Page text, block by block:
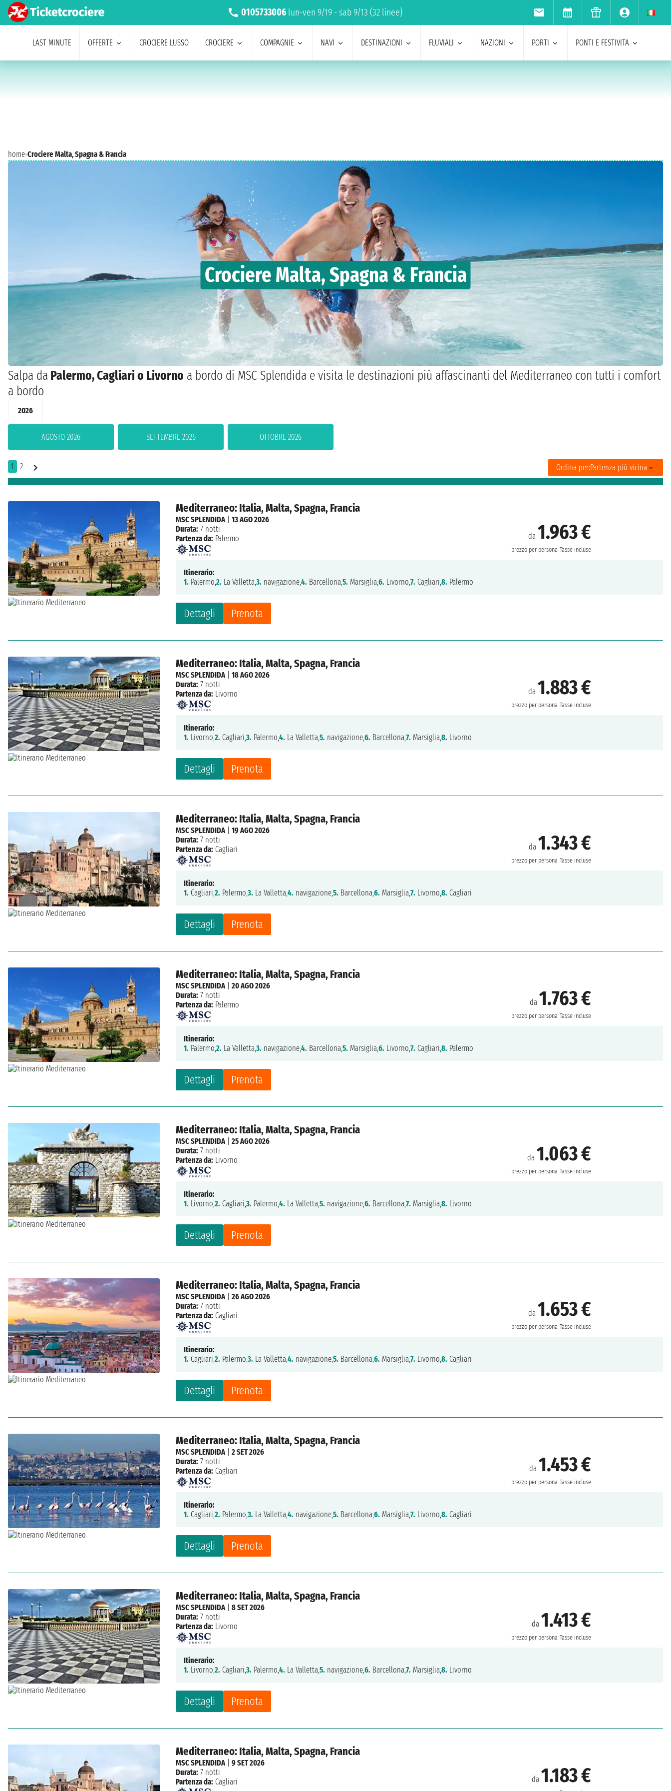
0105733006 lun-ven 9/19 - sab 9/13 (32 linee)
LAST MINUTE OFFERTE CROCIERE LUSSO CROCIERE COMPAGNIE NAVI DESTINAZIONI FLUVIALI NAZIONI PORTI PONTI E FESTIVITA
home›Crociere Malta, Spagna & Francia
Crociere Malta, Spagna & Francia
Salpa da Palermo, Cagliari o Livorno a bordo di MSC Splendida e visita le destinazioni più affascinanti del Mediterraneo con tutti i comfort
a bordo
2026
AGOSTO 2026 SETTEMBRE 2026 OTTOBRE 2026
1 2 Ordina per:Partenza più vicina
Mediterraneo: Italia, Malta, Spagna, Francia
da 1.963 €
prezzo per persona Tasse incluse
Dettagli Prenota
MSC SPLENDIDA
13 AGO 2026
Durata: 7 notti
Partenza da: Palermo
Itinerario:
1. Palermo, 2. La Valletta, 3. navigazione,4. Barcellona, 5. Marsiglia, 6. Livorno, 7. Cagliari, 8. Palermo
Mediterraneo: Italia, Malta, Spagna, Francia
da 1.883 €
prezzo per persona Tasse incluse
Dettagli Prenota
MSC SPLENDIDA
18 AGO 2026
Durata: 7 notti
Partenza da: Livorno
Itinerario:
1. Livorno, 2. Cagliari, 3. Palermo, 4. La Valletta, 5. navigazione,6. Barcellona, 7. Marsiglia, 8. Livorno
Mediterraneo: Italia, Malta, Spagna, Francia
da 1.343 €
prezzo per persona Tasse incluse
Dettagli Prenota
MSC SPLENDIDA
19 AGO 2026
Durata: 7 notti
Partenza da: Cagliari
Itinerario:
1. Cagliari, 2. Palermo, 3. La Valletta, 4. navigazione,5. Barcellona, 6. Marsiglia, 7. Livorno, 8. Cagliari
Mediterraneo: Italia, Malta, Spagna, Francia
da 1.763 €
prezzo per persona Tasse incluse
Dettagli Prenota
MSC SPLENDIDA
20 AGO 2026
Durata: 7 notti
Partenza da: Palermo
Itinerario:
1. Palermo, 2. La Valletta, 3. navigazione,4. Barcellona, 5. Marsiglia, 6. Livorno, 7. Cagliari, 8. Palermo
Mediterraneo: Italia, Malta, Spagna, Francia
da 1.063 €
prezzo per persona Tasse incluse
Dettagli Prenota
MSC SPLENDIDA
25 AGO 2026
Durata: 7 notti
Partenza da: Livorno
Itinerario:
1. Livorno, 2. Cagliari, 3. Palermo, 4. La Valletta, 5. navigazione,6. Barcellona, 7. Marsiglia, 8. Livorno
Mediterraneo: Italia, Malta, Spagna, Francia
da 1.653 €
prezzo per persona Tasse incluse
Dettagli Prenota
MSC SPLENDIDA
26 AGO 2026
Durata: 7 notti
Partenza da: Cagliari
Itinerario:
1. Cagliari, 2. Palermo, 3. La Valletta, 4. navigazione,5. Barcellona, 6. Marsiglia, 7. Livorno, 8. Cagliari
Mediterraneo: Italia, Malta, Spagna, Francia
da 1.453 €
prezzo per persona Tasse incluse
Dettagli Prenota
MSC SPLENDIDA
2 SET 2026
Durata: 7 notti
Partenza da: Cagliari
Itinerario:
1. Cagliari, 2. Palermo, 3. La Valletta, 4. navigazione,5. Barcellona, 6. Marsiglia, 7. Livorno, 8. Cagliari
Mediterraneo: Italia, Malta, Spagna, Francia
da 1.413 €
prezzo per persona Tasse incluse
Dettagli Prenota
MSC SPLENDIDA
8 SET 2026
Durata: 7 notti
Partenza da: Livorno
Itinerario:
1. Livorno, 2. Cagliari, 3. Palermo, 4. La Valletta, 5. navigazione,6. Barcellona, 7. Marsiglia, 8. Livorno
Mediterraneo: Italia, Malta, Spagna, Francia
da 1.183 €
MSC SPLENDIDA
9 SET 2026
Durata: 7 notti
Partenza da: Cagliari